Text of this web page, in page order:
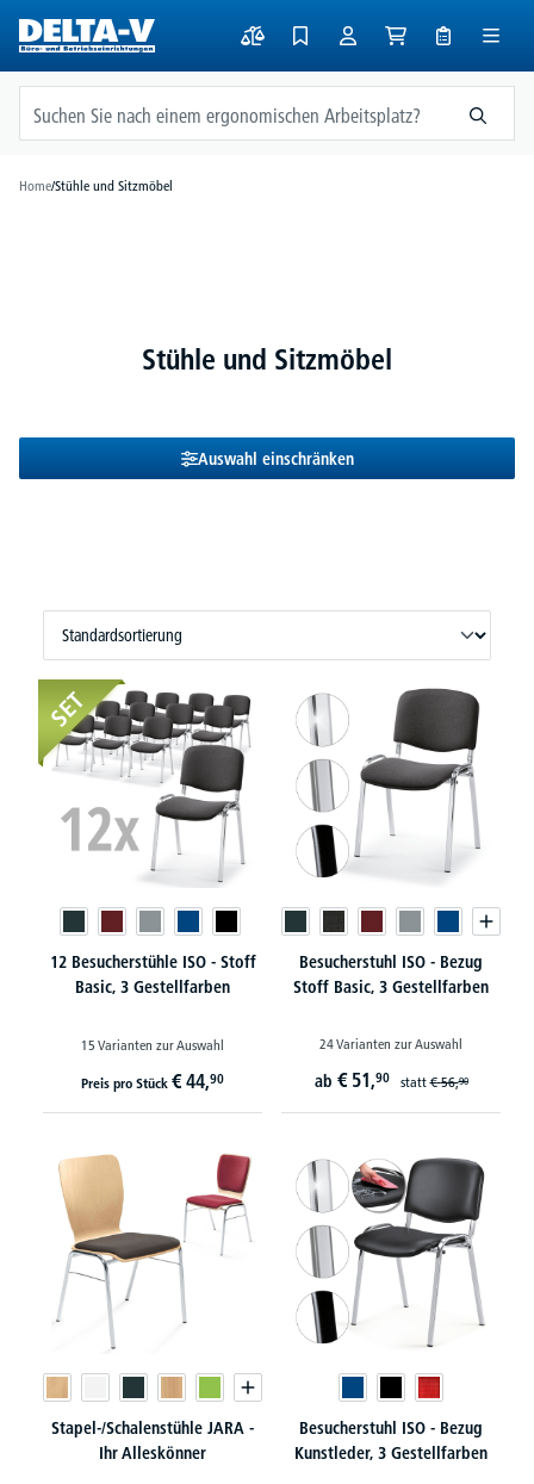
springen
Home/Stühle und Sitzmöbel
Stühle und Sitzmöbel
Auswahl einschränken
SET
12 Besucherstühle ISO - Stoff
Basic, 3 Gestellfarben
15 Varianten zur Auswahl
Preis pro Stück € 44,90
Besucherstuhl ISO - Bezug
Stoff Basic, 3 Gestellfarben
24 Varianten zur Auswahl
ab € 51,90 statt€ 56,90
Stapel-/Schalenstühle JARA -
Ihr Alleskönner
Besucherstuhl ISO - Bezug
Kunstleder, 3 Gestellfarben